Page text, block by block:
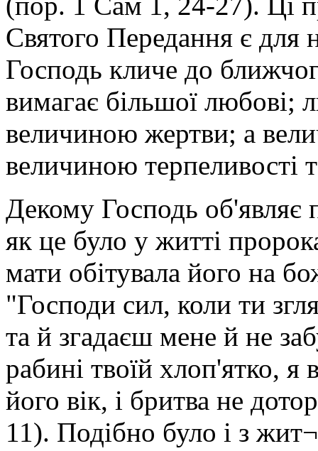
Святого Передання є для
Господь кличе до
вимагає більшої любові;
величиною жертви; а
величиною терпеливості
Декому Господь об'являє
як це було у житті
мати обітувала його на
"Господи сил, коли ти
та й згадаєш мене й не
рабині твоїй хлоп'ятко, я
його вік, і бритва не
11). Подібно було і з